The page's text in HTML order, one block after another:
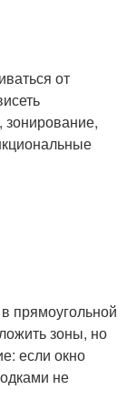
от
зонирование,
прямоугольной
зоны, но
если окно
не